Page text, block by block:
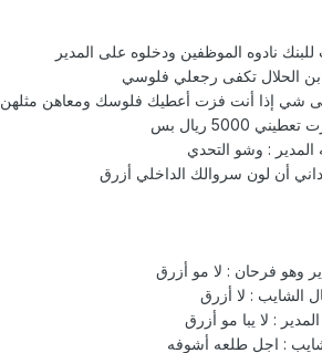
نادوه الموظفين ودخلوه على المدير
الحلال تكفى رجعلي فلوسي
شي إذا أنت فزت أعطيك فلوسك ومعاهن مثلهن
5000 ريال بس
المدير : وشو التحدي
أن لون سروالك الداخلي أزرق
وهو فرحان : لا مو أزرق
الشايب : لا أزرق
: لا يبا مو أزرق
: اجل طلعه أشوفه